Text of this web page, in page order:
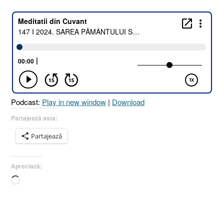
2024.
SAREA
PĂMÂNTULUI
A
DA
Podcast: Play in new window | Download
Partajează asta:
Partajează
Apreciază:
Încarc...